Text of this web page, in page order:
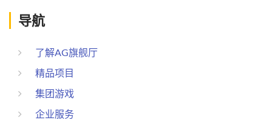
导航
了解AG旗舰厅
精品项目
集团游戏
企业服务